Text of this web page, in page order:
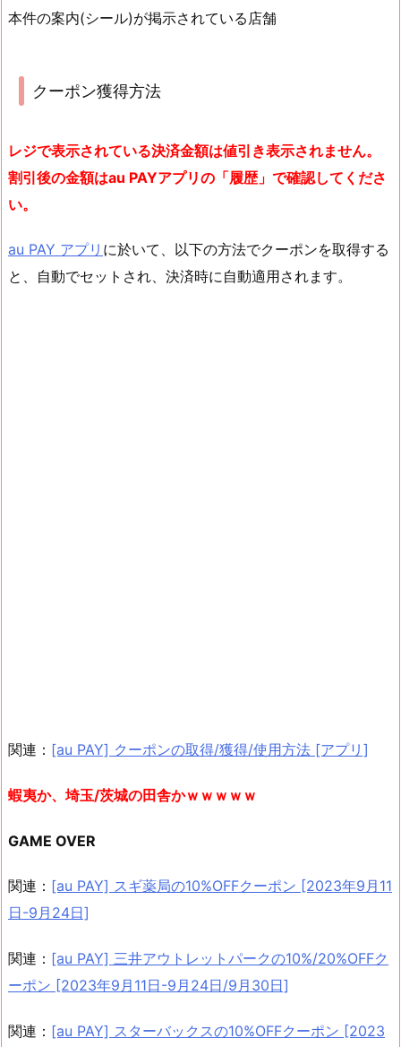
本件の案内(シール)が掲示されている店舗
クーポン獲得方法
レジで表示されている決済金額は値引き表示されません。
割引後の金額はau PAYアプリの「履歴」で確認してくださ
い。
au PAY アプリ に於いて、以下の方法でクーポンを取得する
と、自動でセットされ、決済時に自動適用されます。
関連： [au PAY] クーポンの取得/獲得/使用方法 [アプリ]
蝦夷か、埼玉/茨城の田舎かｗｗｗｗｗ
GAME OVER
関連： [au PAY] スギ薬局の10%OFFクーポン [2023年9月11
日-9月24日]
関連： [au PAY] 三井アウトレットパークの10%/20%OFFク
ーポン [2023年9月11日-9月24日/9月30日]
関連： [au PAY] スターバックスの10%OFFクーポン [2023